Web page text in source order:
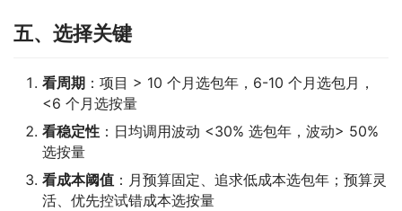
五、选择关键
看周期 ：项目 > 10 个月选包年，6-10 个月选包月，
<6 个月选按量
看稳定性 ：日均调用波动 <30% 选包年，波动> 50%
选按量
看成本阈值 ：月预算固定、追求低成本选包年；预算灵
活、优先控试错成本选按量